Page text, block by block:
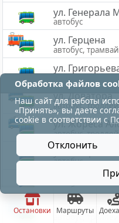
Остановки Маршруты
ул. Генерала
автобус
ул. Герцена
автобус, трамвай
ул.
автобус
ул. Доватора
автобус,
ул. Жореса
автобус,
ул. Загорская
автобус
ул.
ул. Замковая
автобус,
Обработка файлов
Наш сайт для работы
«Принять», вы даете
cookie в соответствии с
Отклонить